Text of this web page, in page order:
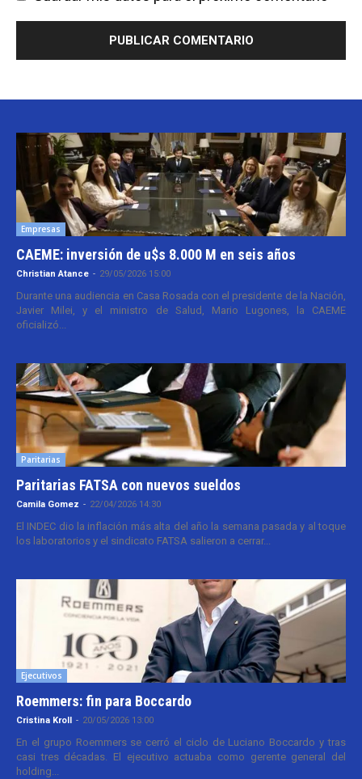
Empresas
CAEME: inversión de u$s 8.000 M en seis años
Christian Atance - 29/05/2026 15:00
Durante una audiencia en Casa Rosada con el presidente de la Nación,
Javier Milei, y el ministro de Salud, Mario Lugones, la CAEME
oficializó...
Paritarias
Paritarias FATSA con nuevos sueldos
Camila Gomez - 22/04/2026 14:30
El INDEC dio la inflación más alta del año la semana pasada y al toque
los laboratorios y el sindicato FATSA salieron a cerrar...
Ejecutivos
Roemmers: fin para Boccardo
Cristina Kroll - 20/05/2026 13:00
En el grupo Roemmers se cerró el ciclo de Luciano Boccardo y tras
casi tres décadas. El ejecutivo actuaba como gerente general del
holding...